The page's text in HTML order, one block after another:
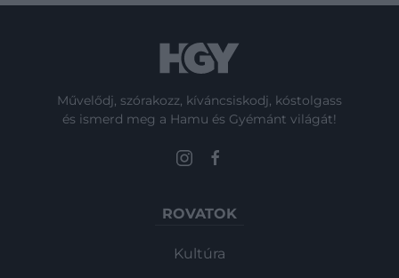
Művelődj, szórakozz, kíváncsiskodj, kóstolgass
és ismerd meg a Hamu és Gyémánt világát!
ROVATOK
Kultúra